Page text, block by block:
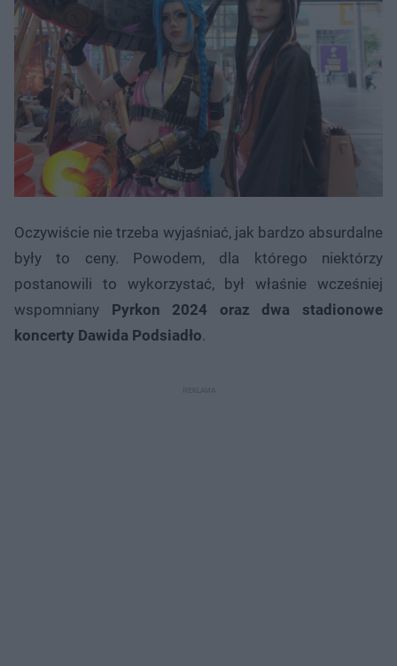
Oczywiście nie trzeba wyjaśniać, jak bardzo absurdalne
były to ceny. Powodem, dla którego niektórzy
postanowili to wykorzystać, był właśnie wcześniej
wspomniany Pyrkon 2024 oraz dwa stadionowe
koncerty Dawida Podsiadło.